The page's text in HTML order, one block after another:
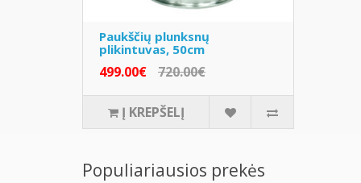
Paukščių plunksnų
plikintuvas, 50cm
499.00€ 720.00€
Į KREPŠELĮ
Populiariausios prekės